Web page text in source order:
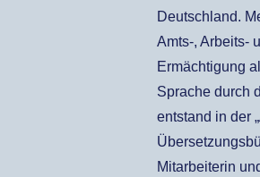
Deutschland.
Amts-, Arbeits-
Ermächtigung
Sprache durch
entstand in der
Mitarbeiterin